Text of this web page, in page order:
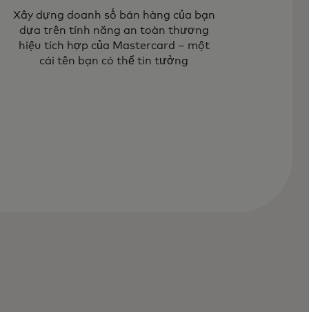
Xây dựng doanh số bán hàng của bạn
dựa trên tính năng an toàn thương
hiệu tích hợp của Mastercard – một
cái tên bạn có thể tin tưởng